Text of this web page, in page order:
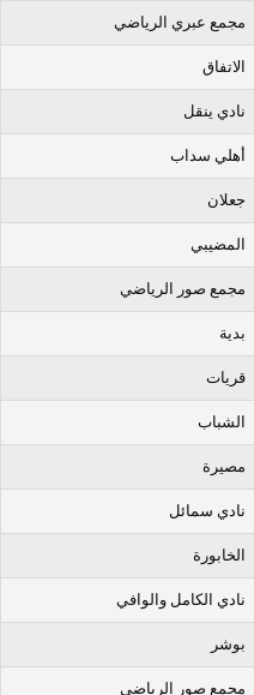
مجمع عبري الرياضي
الاتفاق
نادي ينقل
أهلي سداب
جعلان
المضيبي
مجمع صور الرياضي
بدية
قريات
الشباب
مصيرة
نادي سمائل
الخابورة
نادي الكامل والوافي
بوشر
مجمع صور الرياضي